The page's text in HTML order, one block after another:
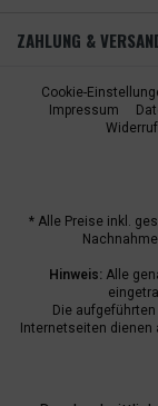
ZAHLUNG &
Cookie-
Impressum
* Alle Preise inkl.
Hinweis: Alle
Die
Internetseiten